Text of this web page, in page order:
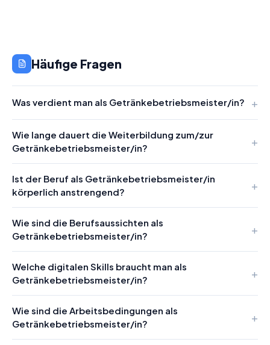
Häufige Fragen
Was verdient man als Getränkebetriebsmeister/in?
Wie lange dauert die Weiterbildung zum/zur
Getränkebetriebsmeister/in?
Ist der Beruf als Getränkebetriebsmeister/in
körperlich anstrengend?
Wie sind die Berufsaussichten als
Getränkebetriebsmeister/in?
Welche digitalen Skills braucht man als
Getränkebetriebsmeister/in?
Wie sind die Arbeitsbedingungen als
Getränkebetriebsmeister/in?